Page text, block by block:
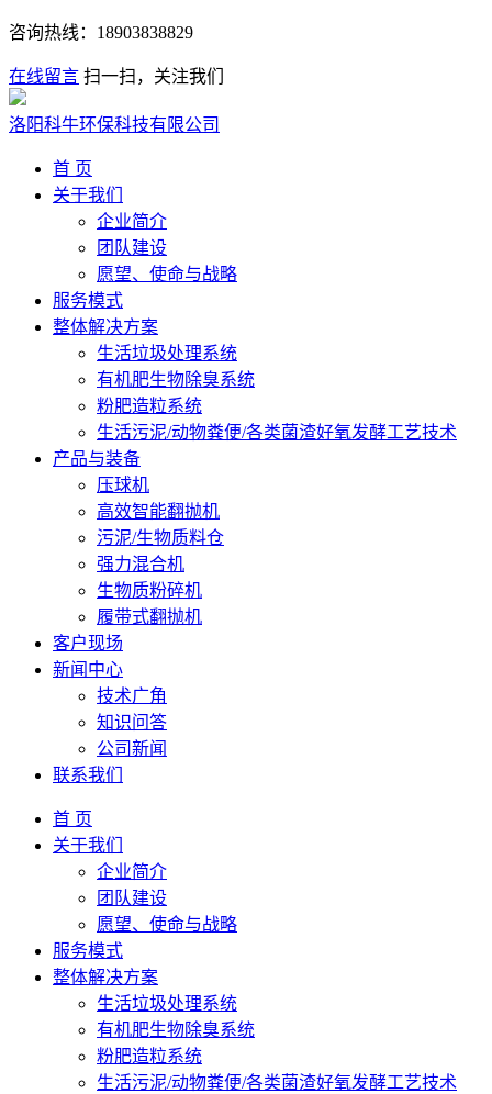
咨询热线： 18903838829
在线留言 扫一扫，关注我们
洛阳科牛环保科技有限公司
首 页
关于我们
企业简介
团队建设
愿望、使命与战略
服务模式
整体解决方案
生活垃圾处理系统
有机肥生物除臭系统
粉肥造粒系统
生活污泥/动物粪便/各类菌渣好氧发酵工艺技术
产品与装备
压球机
高效智能翻抛机
污泥/生物质料仓
强力混合机
生物质粉碎机
履带式翻抛机
客户现场
新闻中心
技术广角
知识问答
公司新闻
联系我们
首 页
关于我们
企业简介
团队建设
愿望、使命与战略
服务模式
整体解决方案
生活垃圾处理系统
有机肥生物除臭系统
粉肥造粒系统
生活污泥/动物粪便/各类菌渣好氧发酵工艺技术